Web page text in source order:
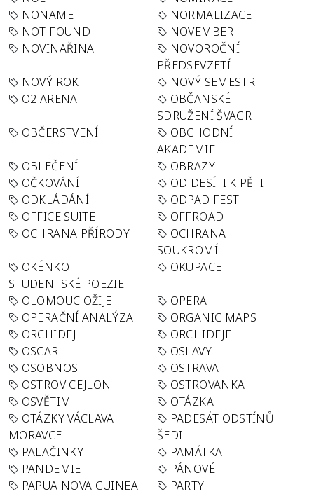
NONAME
NORMALIZACE
NOT FOUND
NOVEMBER
NOVINAŘINA
NOVOROČNÍ
PŘEDSEVZETÍ
NOVÝ ROK
NOVÝ SEMESTR
O2 ARENA
OBČANSKÉ
SDRUŽENÍ ŠVAGR
OBČERSTVENÍ
OBCHODNÍ
AKADEMIE
OBLEČENÍ
OBRAZY
OČKOVÁNÍ
OD DESÍTI K PĚTI
ODKLÁDÁNÍ
ODPAD FEST
OFFICE SUITE
OFFROAD
OCHRANA PŘÍRODY
OCHRANA
SOUKROMÍ
OKÉNKO
STUDENTSKÉ POEZIE
OKUPACE
OLOMOUC OŽIJE
OPERA
OPERAČNÍ ANALÝZA
ORGANIC MAPS
ORCHIDEJ
ORCHIDEJE
OSCAR
OSLAVY
OSOBNOST
OSTRAVA
OSTROV CEJLON
OSTROVANKA
OSVĚTIM
OTÁZKA
OTÁZKY VÁCLAVA
MORAVCE
PADESÁT ODSTÍNŮ
ŠEDI
PALAČINKY
PAMÁTKA
PANDEMIE
PÁNOVÉ
PAPUA NOVA GUINEA
PARTY